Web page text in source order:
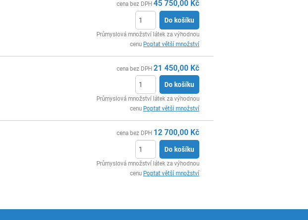
cena bez DPH 45 750,00 Kč
Do košíku
Průmyslová množství látek za výhodnou
cenu Poptat větší množství
cena bez DPH 21 450,00 Kč
Do košíku
Průmyslová množství látek za výhodnou
cenu Poptat větší množství
cena bez DPH 12 700,00 Kč
Do košíku
Průmyslová množství látek za výhodnou
cenu Poptat větší množství